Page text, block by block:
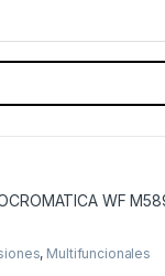
WF
, Multifuncionales